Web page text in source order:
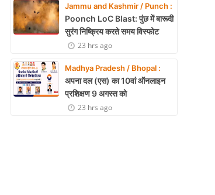
Jammu and Kashmir / Punch :
Poonch LoC Blast: पुंछ में बारूदी
सुरंग निष्क्रिय करते समय विस्फोट
23 hrs ago
Madhya Pradesh / Bhopal :
अपना दल (एस) का 10वां ऑनलाइन
प्रशिक्षण 9 अगस्त को
23 hrs ago